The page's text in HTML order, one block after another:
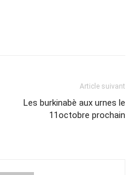
Article suivant
Les burkinabè aux urnes le
11octobre prochain